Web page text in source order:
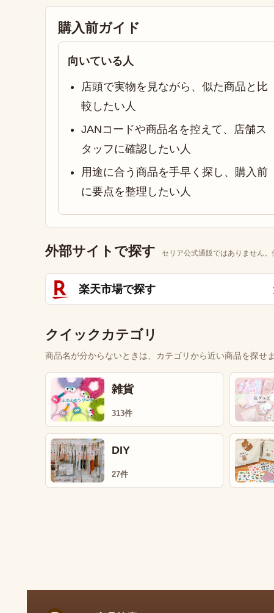
購入前ガイド
向いている人
店頭で実物を見ながら、似た商品と比
較したい人
JANコードや商品名を控えて、店舗ス
タッフに確認したい人
用途に合う商品を手早く探し、購入前
に要点を整理したい人
外部サイトで探す セリア公式通販ではありません
楽天市場で探す
クイックカテゴリ
商品名が分からないときは、カテゴリから近い商品を探せま
雑貨
313件
DIY
27件